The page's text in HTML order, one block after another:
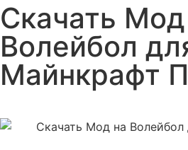
Скачать
Волейбол
Майнкрафт